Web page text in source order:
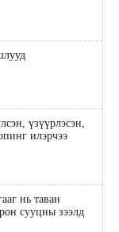
үзүүрлэсэн,
илэрчээ
нь таван
сууцны зээлд